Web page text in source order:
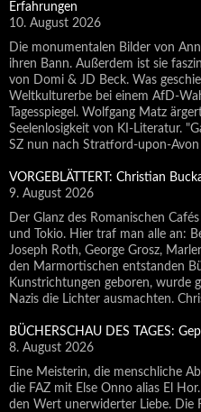
Erfahrungen
10. August 2026
Die monumentalen Bilder von
ihren Bann. Außerdem ist sie
von Domi & JD Beck. Was
Weltkulturerbe bei einem AfD-
Tagesspiegel. Wolfgang Matz
Seelenlosigkeit von KI-Literatur.
SZ nun nach Stratford-upon-Avon
VORGEBLÄTTERT: Christian
9. August 2026
Der Glanz des Romanischen
und Tokio. Hier traf man alle an:
Joseph Roth, George Grosz,
den Marmortischen entstanden
Kunstrichtungen geboren, wurde
Nazis die Lichter ausmachten.
BÜCHERSCHAU DES TAGES:
8. August 2026
Eine Meisterin, die menschliche
die FAZ mit Else Onno alias El
den Wert unerwiderter Liebe. Die